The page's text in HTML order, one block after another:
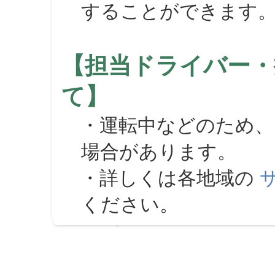
することができます
【担当ドライバー
て】
・運転中などのため
場合があります。
・詳しくは各地域の
ください。